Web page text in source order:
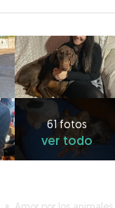
61 fotos
ver todo